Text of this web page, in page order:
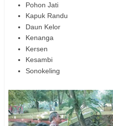
Pohon Jati
Kapuk Randu
Daun Kelor
Kenanga
Kersen
Kesambi
Sonokeling